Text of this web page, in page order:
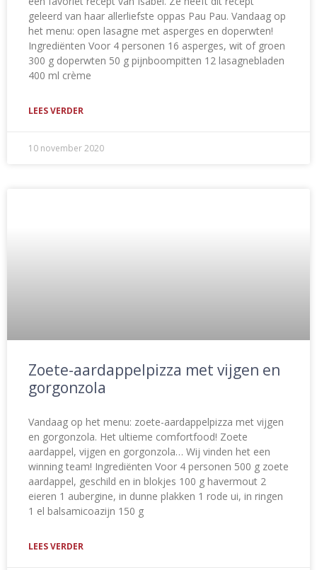
geleerd van haar allerliefste oppas Pau Pau. Vandaag op
het menu: open lasagne met asperges en doperwten!
Ingrediënten Voor 4 personen 16 asperges, wit of groen
300 g doperwten 50 g pijnboompitten 12 lasagnebladen
400 ml crème
LEES VERDER
10 november 2020
Zoete-aardappelpizza met vijgen en
gorgonzola
Vandaag op het menu: zoete-aardappelpizza met vijgen
en gorgonzola. Het ultieme comfortfood! Zoete
aardappel, vijgen en gorgonzola… Wij vinden het een
winning team! Ingrediënten Voor 4 personen 500 g zoete
aardappel, geschild en in blokjes 100 g havermout 2
eieren 1 aubergine, in dunne plakken 1 rode ui, in ringen
1 el balsamicoazijn 150 g
LEES VERDER